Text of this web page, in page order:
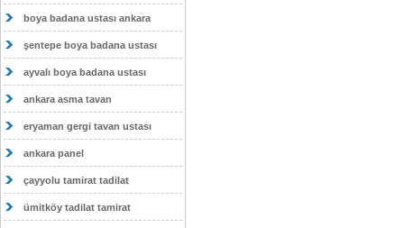
boya badana ustası ankara
şentepe boya badana ustası
ayvalı boya badana ustası
ankara asma tavan
eryaman gergi tavan ustası
ankara panel
çayyolu tamirat tadilat
ümitköy tadilat tamirat